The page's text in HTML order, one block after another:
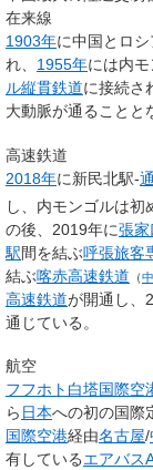
在来線
1903年に中国とロ
れ、 1955年には内
ル縦貫鉄道に接続さ
大動脈が通ることと
高速鉄道
2018年に新民北駅-
し、内モンゴルは初
の後、2019年に張家
駅間を結ぶ呼張旅客
結ぶ喀赤高速鉄道 （
高速鉄道が開通し、
通じている。
航空
フフホト白塔国際空
ら 日本への初の国際
国際空港経由名古屋/
有しているエアバス